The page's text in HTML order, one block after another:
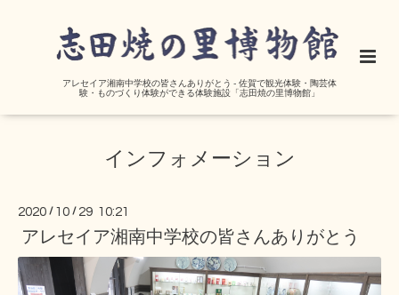
アレセイア湘南中学校の皆さんありがとう - 佐賀で観光体験・陶芸体
験・ものづくり体験ができる体験施設「志田焼の里博物館」
インフォメーション
2020 / 10 / 29 10:21
アレセイア湘南中学校の皆さんありがとう